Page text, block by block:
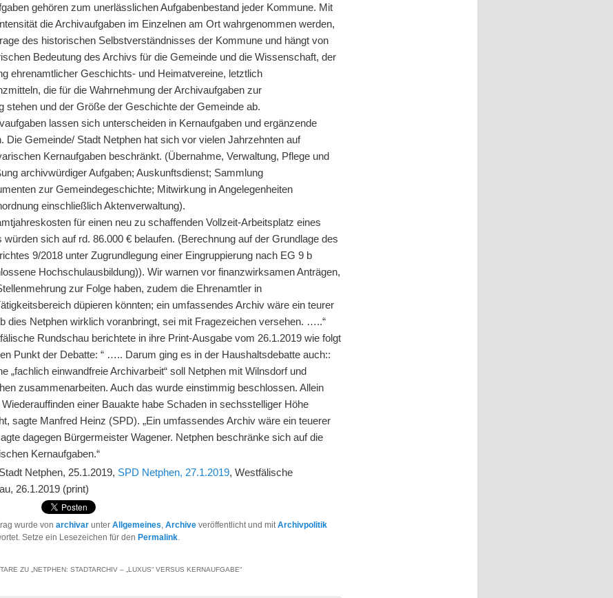
gehören zum unerlässlichen Aufgabenbestand jeder Kommune. Mit
die Archivaufgaben im Einzelnen am Ort wahrgenommen werden,
des historischen Selbstverständnisses der Kommune und hängt von
Bedeutung des Archivs für die Gemeinde und die Wissenschaft, der
ehrenamtlicher Geschichts- und Heimatvereine, letztlich
die für die Wahrnehmung der Archivaufgaben zur
stehen und der Größe der Geschichte der Gemeinde ab.
lassen sich unterscheiden in Kernaufgaben und ergänzende
Die Gemeinde/ Stadt Netphen hat sich vor vielen Jahrzehnten auf
Kernaufgaben beschränkt. (Übernahme, Verwaltung, Pflege und
archivwürdiger Aufgaben; Auskunftsdienst; Sammlung
zur Gemeindegeschichte; Mitwirkung in Angelegenheiten
einschließlich Aktenverwaltung).
für einen neu zu schaffenden Vollzeit-Arbeitsplatz eines
würden sich auf rd. 86.000 € belaufen. (Berechnung auf der Grundlage des
9/2018 unter Zugrundlegung einer Eingruppierung nach EG 9 b
Hochschulausbildung)). Wir warnen vor finanzwirksamen Anträgen,
zur Folge haben, zudem die Ehrenamtler in
düpieren könnten; ein umfassendes Archiv wäre ein teurer
dies Netphen wirklich voranbringt, sei mit Fragezeichen versehen. …..“
Rundschau berichtete in ihre Print-Ausgabe vom 26.1.2019 wie folgt
Punkt der Debatte: “ ….. Darum ging es in der Haushaltsdebatte auch::
„fachlich einwandfreie Archivarbeit“ soll Netphen mit Wilnsdorf und
zusammenarbeiten. Auch das wurde einstimmig beschlossen. Allein
einer Bauakte habe Schaden in sechsstelliger Höhe
sagte Manfred Heinz (SPD). „Ein umfassendes Archiv wäre ein teuerer
dagegen Bürgermeister Wagener. Netphen beschränke sich auf die
Kernaufgaben.“
Netphen, 25.1.2019, SPD Netphen, 27.1.2019, Westfälische
26.1.2019 (print)
wurde vonarchivar unterAllgemeines,Archive veröffentlicht und mitArchivpolitik
Setze ein Lesezeichen für den Permalink.
ZU „NETPHEN: STADTARCHIV – „LUXUS“ VERSUS KERNAUFGABE“